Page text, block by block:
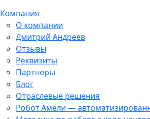
Компания
О компании
Дмитрий Андреев
Отзывы
Реквизиты
Партнеры
Блог
Отраслевые решения
Робот Амели —